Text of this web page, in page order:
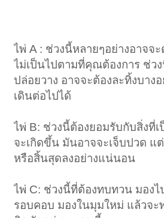
ไพ่ A : ช่วงนี้หลายๆอย่างอาจจ
ไม่เป็นไปตามที่คุณต้องการ ช่ว
ปล่อยวาง อาจจะต้องละทิ้งบาง
เดินต่อไปได้
ไพ่ B: ช่วงนี้ต้องยอมรับกับสิ่งที่
จะเกิดขึ้น มันอาจจะเจ็บปวด แ
หรือสิ้นสุดลงอย่างแน่นอน
ไพ่ C: ช่วงนี้ที่ต้องทบทวน มองไ
รอบคอบ มองในมุมใหม่ แล้วจะ
< ย้อนกลับ 1 ← 15 16 17 18 19 20